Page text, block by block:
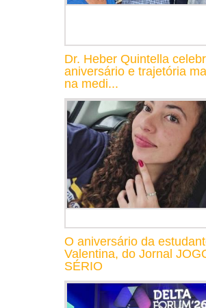
Dr. Heber Quintella
aniversário e trajetória
na medi...
O aniversário da
Valentina, do Jornal
SÉRIO